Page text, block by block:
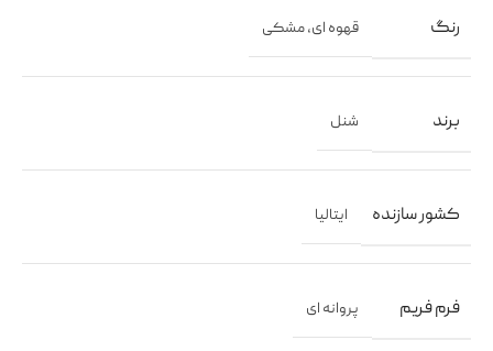
رنگ قهوه ای,مشکی
برند شنل
کشور سازنده ایتالیا
فرم فریم پروانه ای